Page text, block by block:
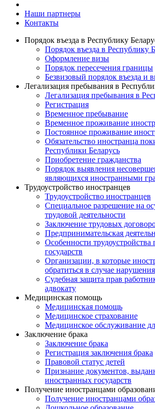
Наши партнеры
Контакты
Порядок въезда в Республику
Порядок въезда в Республику
Оформление визы
Порядок пересечения границы
Безвизовый порядок въезда и
Легализация пребывания в
Легализация пребывания в
Регистрация
Временное пребывание
Временное проживание
Постоянное проживание
Обязательство иностранца
Республики Беларусь
Приобретение гражданства
Порядок выявления
являющихся иностранными
Трудоустройство иностранцев
Трудоустройство иностранцев
Специальное разрешение на
трудовой деятельности
Заключение трудовых
Предпринимательская
Особенности
государств
Организации, в которые
обратиться в случае нарушения
Судебная защита прав
адвокату
Медицинская помощь
Медицинская помощь
Медицинское страхование
Медицинское обслуживание
Заключение брака
Заключение брака
Регистрация заключения брака
Правовой статус детей
Признание документов,
иностранных государств
Получение иностранцами
Получение иностранцами